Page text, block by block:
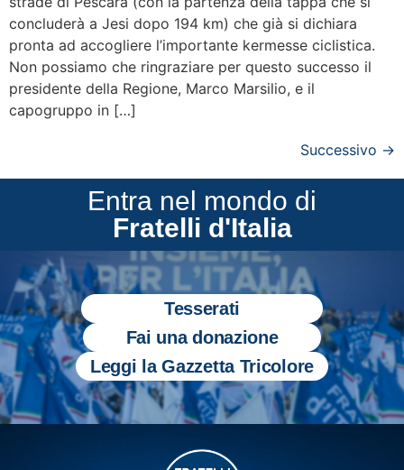
concluderà a Jesi dopo 194 km) che già si dichiara
pronta ad accogliere l’importante kermesse ciclistica.
Non possiamo che ringraziare per questo successo il
presidente della Regione, Marco Marsilio, e il
capogruppo in […]
Successivo →
Entra nel mondo di
Fratelli d'Italia
Tesserati
Fai una donazione
Leggi la Gazzetta Tricolore